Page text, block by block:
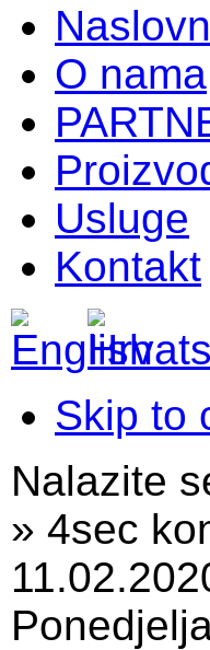
O nama
Usluge
Kontakt
Skip to
Nalazite
» 4sec